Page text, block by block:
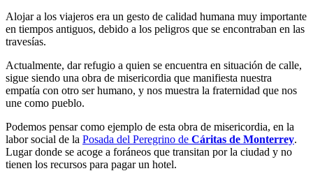
Alojar a los viajeros era un gesto de calidad humana muy importante
en tiempos antiguos, debido a los peligros que se encontraban en las
travesías.
Actualmente, dar refugio a quien se encuentra en situación de calle,
sigue siendo una obra de misericordia que manifiesta nuestra
empatía con otro ser humano, y nos muestra la fraternidad que nos
une como pueblo.
Podemos pensar como ejemplo de esta obra de misericordia, en la
labor social de la Posada del Peregrino de Cáritas de Monterrey.
Lugar donde se acoge a foráneos que transitan por la ciudad y no
tienen los recursos para pagar un hotel.